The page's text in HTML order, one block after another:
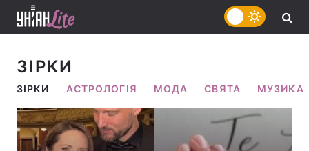
ЗІРКИ
ЗІРКИ АСТРОЛОГІЯ МОДА СВЯТА МУЗИКА